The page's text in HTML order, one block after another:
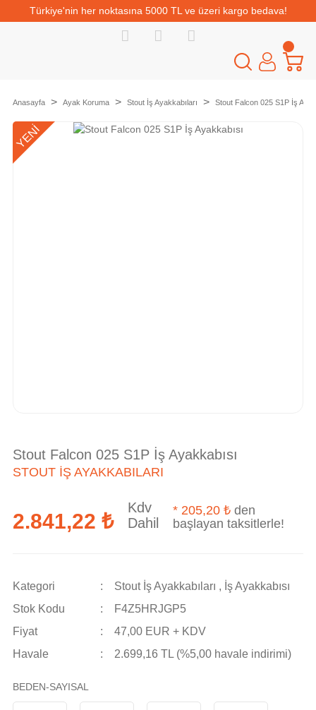
Türkiye'nin her noktasına 5000 TL ve üzeri kargo bedava!
Anasayfa Ayak Koruma Stout İş Ayakkabıları Stout Falcon 025 S1P İş
YENİ
Stout Falcon 025 S1P İş Ayakkabısı
STOUT İŞ AYAKKABILARI
2.841,22 ₺
Kdv
Dahil
* 205,20 ₺ den
başlayan taksitlerle!
Kategori Stout İş Ayakkabıları , İş Ayakkabısı
Stok Kodu
F4Z5HRJGP5
Fiyat
47,00 EUR + KDV
Havale
2.699,16 TL (%5,00 havale indirimi)
BEDEN-SAYISAL